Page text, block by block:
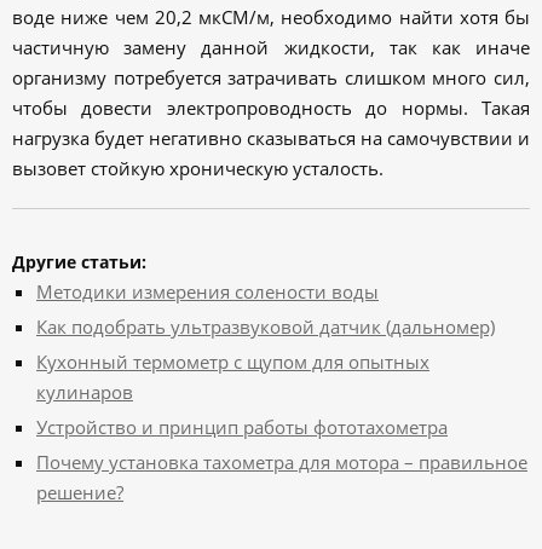
воде ниже чем 20,2 мкСМ/м, необходимо найти хотя бы
частичную замену данной жидкости, так как иначе
организму потребуется затрачивать слишком много сил,
чтобы довести электропроводность до нормы. Такая
нагрузка будет негативно сказываться на самочувствии и
вызовет стойкую хроническую усталость.
Другие статьи:
Методики измерения солености воды
Как подобрать ультразвуковой датчик (дальномер)
Кухонный термометр с щупом для опытных
кулинаров
Устройство и принцип работы фототахометра
Почему установка тахометра для мотора – правильное
решение?